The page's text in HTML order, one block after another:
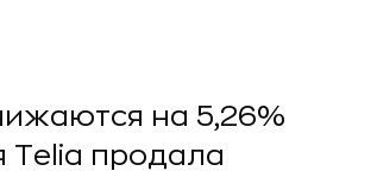
на 5,26%
Telia продала